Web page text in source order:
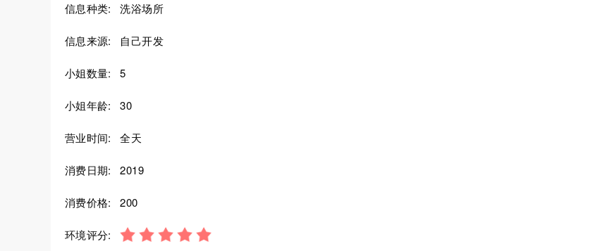
信息种类: 洗浴场所
信息来源: 自己开发
小姐数量: 5
小姐年龄: 30
营业时间: 全天
消费日期: 2019
消费价格: 200
环境评分: